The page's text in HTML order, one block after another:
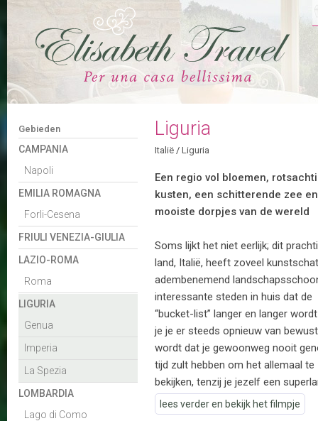
Gebieden
CAMPANIA
Napoli
EMILIA ROMAGNA
Forli-Cesena
FRIULI VENEZIA-GIULIA
LAZIO-ROMA
Roma
LIGURIA
Genua
Imperia
La Spezia
LOMBARDIA
Lago di Como
Liguria
Italië / Liguria
Een regio vol bloemen,
kusten, een schitterende zee
mooiste dorpjes van de wereld
Soms lijkt het niet eerlijk; dit
land, Italië, heeft zoveel
adembenemend
interessante steden in huis dat de
“bucket-list” langer en langer
je je er steeds opnieuw van bewust
wordt dat je gewoonweg nooit
tijd zult hebben om het allemaal te
bekijken, tenzij je jezelf een
lees verder en bekijk het filmpje